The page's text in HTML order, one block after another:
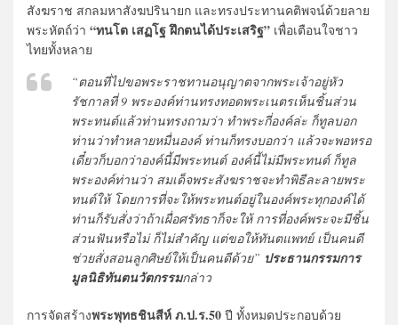
สังฆราช สกลมหาสังฆปรินายก และทรงประทานคติพจน์ด้วยลาย
พระหัตถ์ว่า “ทนโต เสฏโฐ ฝึกตนได้ประเสริฐ” เพื่อเตือนใจชาว
ไทยทั้งหลาย
“ตอนที่ไปขอพระราชทานอนุญาตจากพระเจ้าอยู่หัว
รัชกาลที่ 9 พระองค์ท่านทรงทอดพระเนตรเห็นชิ้นส่วน
พระทนต์แล้วท่านทรงถามว่า ทำพระกี่องค์ล่ะ ก็ทูลบอก
ท่านว่าทำหลายหมื่นองค์ ท่านก็ทรงบอกว่า แล้วจะพอหรอ
เดี๋ยวก็บอกว่าองค์นี้มีพระทนต์ องค์นี้ไม่มีพระทนต์ ก็ทูล
พระองค์ท่านว่า สมเด็จพระสังฆราชจะทำพิธีละลายพระ
ทนต์ให้ โดยการที่จะให้พระทนต์อยู่ในองค์พระทุกองค์ได้
ท่านก็รับสั่งว่าถ้าเผื่อศรัทธาก็จะให้ การที่องค์พระจะมีชิ้น
ส่วนฟันหรือไม่ ก็ไม่สำคัญ แต่ขอให้ทันตแพทย์ เป็นคนดี
ช่วยสั่งสอนลูกศิษย์ให้เป็นคนดีด้วย” ประธานกรรมการ
มูลนิธิทันตนวัตกรรมกล่าว
การจัดสร้างพระพุทธชินสีห์ ภ.ป.ร.50 ปี ทั้งหมดประกอบด้วย